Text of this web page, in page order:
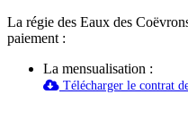
La régie des Eaux des
paiement :
La mensualisation :
Télécharger le contrat